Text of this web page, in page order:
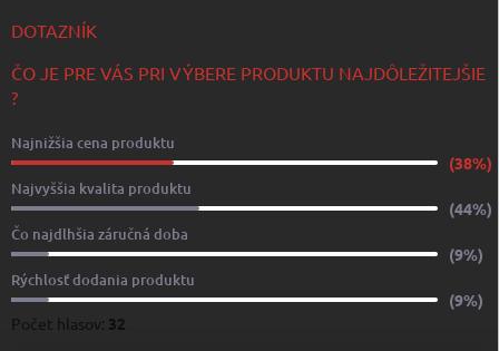
DOTAZNÍK
ČO JE PRE VÁS PRI VÝBERE PRODUKTU NAJDÔLEŽITEJŠIE
?
Najnižšia cena produktu
(38%)
Najvyššia kvalita produktu
(44%)
Čo najdlhšia záručná doba
(9%)
Rýchlosť dodania produktu
(9%)
Počet hlasov: 32